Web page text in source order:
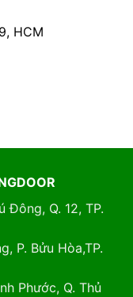
HCM
Đông, Q. 12, TP.
P. Bửu Hòa,TP.
Phước, Q. Thủ